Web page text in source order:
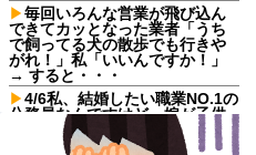
毎回いろんな営業が飛び込ん
できてカッとなった業者「うち
で飼ってる犬の散歩でも行きや
がれ！」私「いいんですか！」
→ すると・・・
4/6私、結婚したい職業NO.1の
公務員なんですけど、嫁が子供
連れて家出した。全く理由は思
いつかないけど強いてあげると